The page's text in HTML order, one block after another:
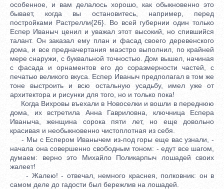
особенное, и вам делалось хорошо, как обыкновенно это
бывает, когда вы остановитесь, например, перед
постройками Растрелли{26}. Во всей губернии один только
Еспер Иваныч ценил и уважал этот высокий, но спившийся
талант. Он заказал ему план и фасад своего деревенского
дома, и все предначертания маэстро выполнил, по крайней
мере снаружи, с буквальной точностью. Дом вышел, начиная
с фасада и орнаментов его до соразмерности частей, с
печатью великого вкуса. Еспер Иваныч предполагал в том же
тоне выстроить и всю остальную усадьбу, имел уже от
архитектора и рисунки для того, но и только пока!
Когда Вихровы въехали в Новоселки и вошли в переднюю
дома, их встретила Анна Гавриловна, ключница Еспера
Иваныча, женщина сорока пяти лет, но еще довольно
красивая и необыкновенно чистоплотная из себя.
- Мы с Еспером Иванычем из-под горы еще вас узнали, -
начала она совершенно свободным тоном: - едут все шагом,
думаем: верно это Михайло Поликарпыч лошадей своих
жалеет!
- Жалею! - отвечал, немного краснея, полковник: он в
самом деле до гадости был бережлив на лошадей.